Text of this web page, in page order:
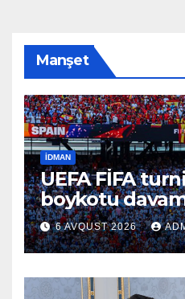
Manşet
İDMAN
UEFA FİFA
boykotu
6 AVQUST 2026